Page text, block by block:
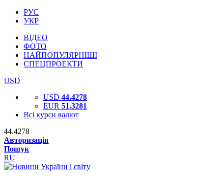
РУС
УКР
ВІДЕО
ФОТО
НАЙПОПУЛЯРНІШІ
СПЕЦПРОЕКТИ
USD
USD 44.4278
EUR 51.3281
Всі курси валют
44.4278
Авторизація
Пошук
RU